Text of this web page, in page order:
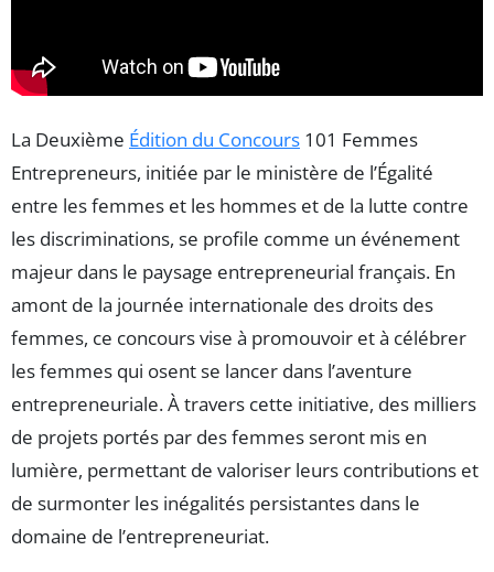
La Deuxième Édition du Concours 101 Femmes
Entrepreneurs, initiée par le ministère de l’Égalité
entre les femmes et les hommes et de la lutte contre
les discriminations, se profile comme un événement
majeur dans le paysage entrepreneurial français. En
amont de la journée internationale des droits des
femmes, ce concours vise à promouvoir et à célébrer
les femmes qui osent se lancer dans l’aventure
entrepreneuriale. À travers cette initiative, des milliers
de projets portés par des femmes seront mis en
lumière, permettant de valoriser leurs contributions et
de surmonter les inégalités persistantes dans le
domaine de l’entrepreneuriat.